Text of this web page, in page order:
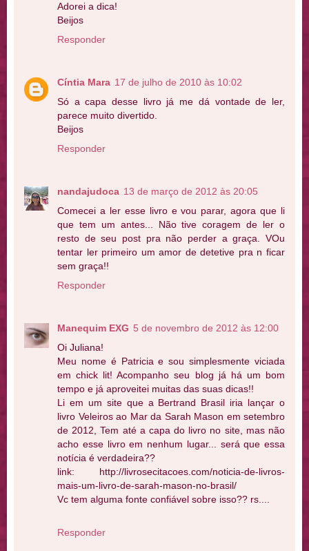
Adorei a dica!
Beijos
Responder
Cíntia Mara 17 de julho de 2010 às 10:02
Só a capa desse livro já me dá vontade de ler,
parece muito divertido.
Beijos
Responder
nandajudoca 13 de março de 2012 às 20:05
Comecei a ler esse livro e vou parar, agora que li
que tem um antes... Não tive coragem de ler o
resto de seu post pra não perder a graça. VOu
tentar ler primeiro um amor de detetive pra n ficar
sem graça!!
Responder
Manequim EXG 5 de novembro de 2012 às 12:00
Oi Juliana!
Meu nome é Patricia e sou simplesmente viciada
em chick lit! Acompanho seu blog já há um bom
tempo e já aproveitei muitas das suas dicas!!
Li em um site que a Bertrand Brasil iria lançar o
livro Veleiros ao Mar da Sarah Mason em setembro
de 2012, Tem até a capa do livro no site, mas não
acho esse livro em nenhum lugar... será que essa
notícia é verdadeira??
link: http://livrosecitacoes.com/noticia-de-livros-
mais-um-livro-de-sarah-mason-no-brasil/
Vc tem alguma fonte confiável sobre isso?? rs....
Responder